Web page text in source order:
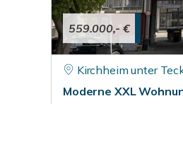
559.000,- €
Kirchheim unter
Moderne XXL